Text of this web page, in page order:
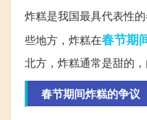
炸糕是我国最具代表性
些地方，炸糕在春节期
北方，炸糕通常是甜的
春节期间炸糕的争议